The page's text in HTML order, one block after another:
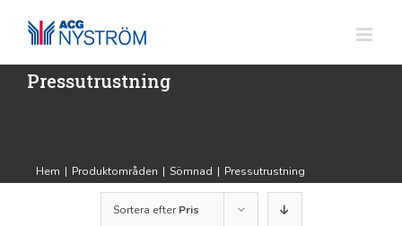
innehållet
Pressutrustning
Hem | Produktområden | Sömnad | Pressutrustning
Sortera efterPris